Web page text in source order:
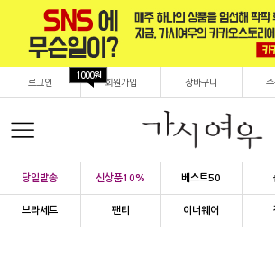
로그인 회원가입
1000원
장바구니 주
당일발송 신상품10% 베스트50
브라세트 팬티 이너웨어